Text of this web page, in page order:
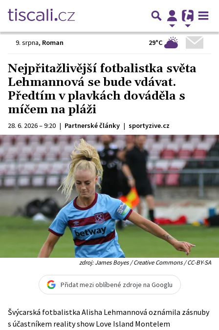
9. srpna, Roman 29°C
Nejpřitažlivější fotbalistka světa
Lehmannová se bude vdávat.
Předtím v plavkách dováděla s
míčem na pláži
28. 6. 2026 – 9:20 | Partnerské články | sportyzive.cz
zdroj: James Boyes / Creative Commons / CC-BY-SA
Přidat mezi oblíbené zdroje na Googlu
Švýcarská fotbalistka Alisha Lehmannová oznámila zásnuby
s účastníkem reality show Love Island Montelem